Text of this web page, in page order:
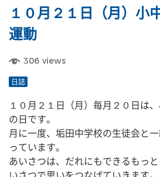
１０月２１日（月）小
運動
306 views
日誌
１０月２１日（月）毎月２０日は
の日です。
月に一度、垢田中学校の生徒会と
っています。
あいさつは、だれにもできるもっ